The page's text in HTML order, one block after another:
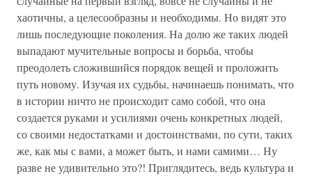
хаотичны, а целесообразны и необходимы. Но видят это
лишь последующие поколения. На долю же таких людей
выпадают мучительные вопросы и борьба, чтобы
преодолеть сложившийся порядок вещей и проложить
путь новому. Изучая их судьбы, начинаешь понимать, что
в истории ничто не происходит само собой, что она
создается руками и усилиями очень конкретных людей,
со своими недостатками и достоинствами, по сути, таких
же, как мы с вами, а может быть, и нами самими… Ну
разве не удивительно это?! Приглядитесь, ведь культура и